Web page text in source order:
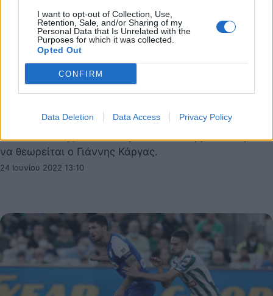
I want to opt-out of Collection, Use,
Retention, Sale, and/or Sharing of my
Personal Data that Is Unrelated with the
Purposes for which it was collected.
Opted Out
CONFIRM
Data Deletion Data Access Privacy Policy
συμφωνία με ΠΑΣ Γιάννινα
ΠΑΟΚ: Παίκτης του «Δικεφάλου του Βορρά» θα πρέπει
να θεωρείται ο Γιάννης Κάργας.
24 Ιουνίου 2022 13:10